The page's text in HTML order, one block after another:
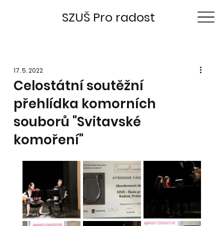
SZUŠ Pro radost
Celostátní soutěžní
přehlídka komorních
souborů "Svitavské
komoření"
17. 5. 2022